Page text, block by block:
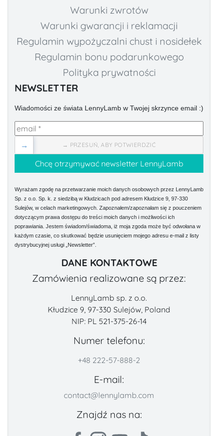
Warunki zwrotów
Warunki gwarancji i reklamacji
Regulamin wypożyczalni chust i nosidełek
Regulamin bonu podarunkowego
Polityka prywatności
NEWSLETTER
Wiadomości ze świata LennyLamb w Twojej skrzynce email :)
→ PRZESUŃ, ABY POTWIERDZIĆ
→
Wyrażam zgodę na przetwarzanie moich danych osobowych przez LennyLamb
Sp. z o.o. Sp. k. z siedzibą w Kłudzicach pod adresem Kłudzice 9, 97-330
Sulejów, w celach marketingowych. Zapoznałem/zapoznałam się z pouczeniem
dotyczącym prawa dostępu do treści moich danych i możliwości ich
poprawiania. Jestem świadom/świadoma, iż moja zgoda może być odwołana w
każdym czasie, co skutkować będzie usunięciem mojego adresu e-mail z listy
dystrybucyjnej usługi „Newsletter”.
DANE KONTAKTOWE
Zamówienia realizowane są przez:
LennyLamb sp. z o.o.
Kłudzice 9, 97-330 Sulejów, Poland
NIP: PL 521-375-26-14
Numer telefonu:
+48 222-57-888-2
E-mail:
contact@lennylamb.com
Znajdź nas na: